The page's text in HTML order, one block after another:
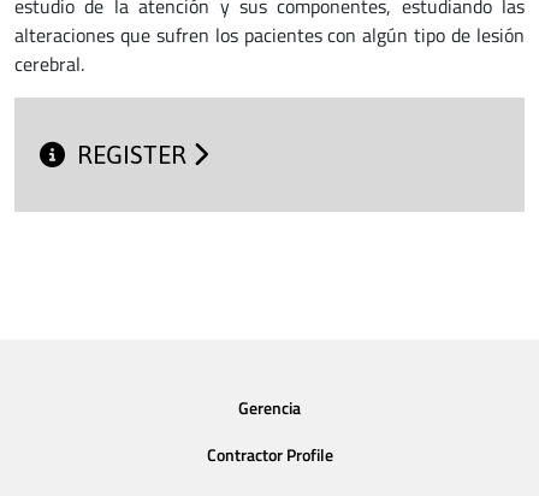
estudio de la atención y sus componentes, estudiando las
alteraciones que sufren los pacientes con algún tipo de lesión
cerebral.
REGISTER
Gerencia
Contractor Profile